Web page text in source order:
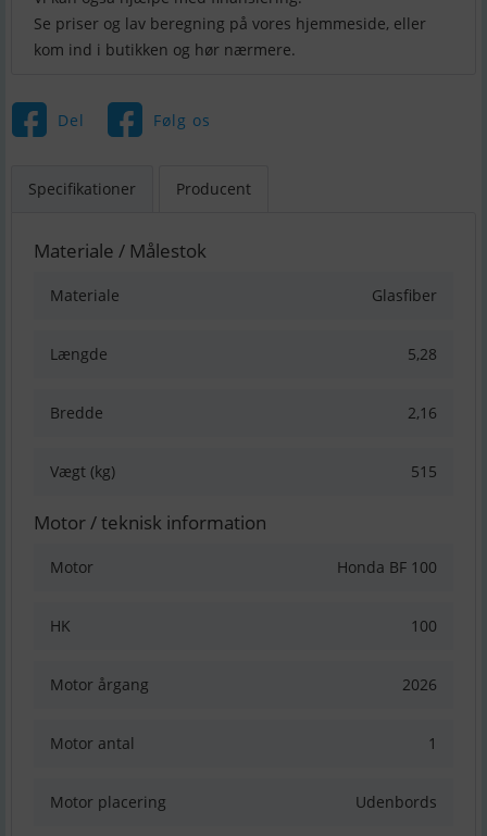
Se priser og lav beregning på vores hjemmeside, eller
kom ind i butikken og hør nærmere.
Del Følg os
Specifikationer Producent
Materiale / Målestok
Materiale Glasfiber
Længde 5,28
Bredde 2,16
Vægt (kg) 515
Motor / teknisk information
Motor Honda BF 100
HK 100
Motor årgang 2026
Motor antal 1
Motor placering Udenbords